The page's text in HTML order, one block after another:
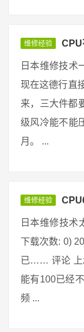
维修经验 CPU
日本维修技术
现在这德行直
来，三大件都
级风冷能不能
月。 ...
维修经验
日本维修技术
下载次数: 0)
已…… 评论 上
能有100已经
频 ...